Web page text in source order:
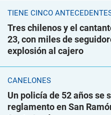
TIENE CINCO
Tres chilenos y el
23, con miles de
explosión al cajero
CANELONES
Un policía de 52 años se
reglamento en San